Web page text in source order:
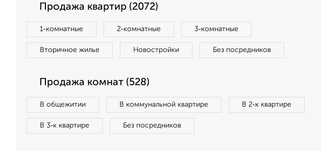
Продажа квартир (2072)
1‑комнатные 2‑комнатные 3‑комнатные
Вторичное жилье Новостройки Без посредников
Продажа комнат (528)
В общежитии В коммунальной квартире В 2‑к квартире
В 3‑к квартире Без посредников